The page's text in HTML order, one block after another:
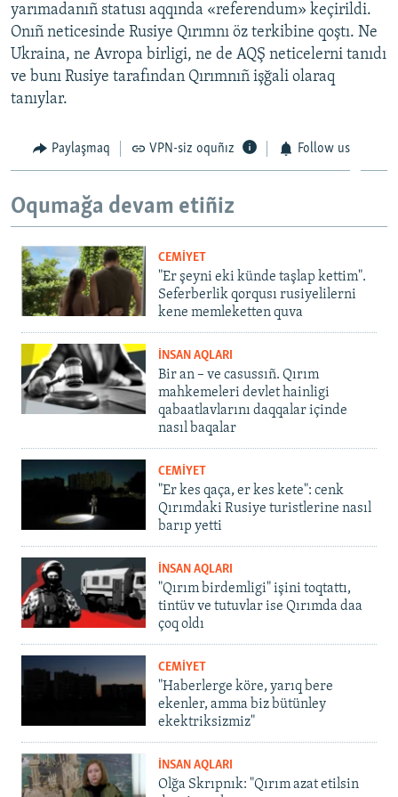
yarımadanıñ statusı aqqında «referendum» keçirildi.
Onıñ neticesinde Rusiye Qırımnı öz terkibine qoştı. Ne
Ukraina, ne Avropa birligi, ne de AQŞ neticelerni tanıdı
ve bunı Rusiye tarafından Qırımnıñ işğali olaraq
tanıylar.
Paylaşmaq VPN-siz oquñız Follow us
Oqumağa devam etiñiz
CEMİYET
"Er şeyni eki künde taşlap kettim".
Seferberlik qorqusı rusiyelilerni
kene memleketten quva
İNSAN AQLARI
Bir an – ve casussıñ. Qırım
mahkemeleri devlet hainligi
qabaatlavlarını daqqalar içinde
nasıl baqalar
CEMİYET
"Er kes qaça, er kes kete": cenk
Qırımdaki Rusiye turistlerine nasıl
barıp yetti
İNSAN AQLARI
"Qırım birdemligi" işini toqtattı,
tintüv ve tutuvlar ise Qırımda daa
çoq oldı
CEMİYET
"Haberlerge köre, yarıq bere
ekenler, amma biz bütünley
ekektriksizmiz"
İNSAN AQLARI
Olğa Skrıpnık: "Qırım azat etilsin